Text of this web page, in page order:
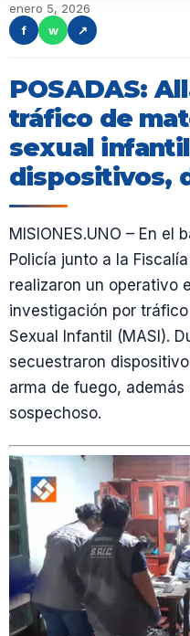
enero 5, 2026
f
w ↗
POSADAS:
tráfico de
sexual
dispositivos,
MISIONES.UNO – En el
Policía junto a la
realizaron un operativo
investigación por
Sexual Infantil (MASI).
secuestraron
arma de fuego, además
sospechoso.